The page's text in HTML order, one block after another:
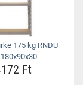
175 kg RNDU
Ft